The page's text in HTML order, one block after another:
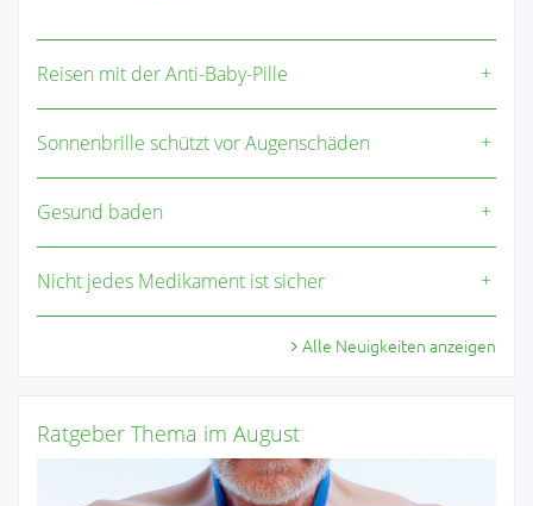
Reisen mit der Anti-Baby-Pille
Sonnenbrille schützt vor Augenschäden
Gesund baden
Nicht jedes Medikament ist sicher
Alle Neuigkeiten anzeigen
Ratgeber Thema im August